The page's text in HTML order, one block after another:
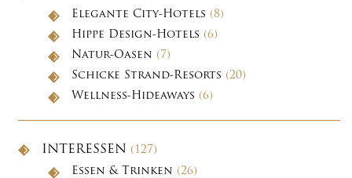
Elegante City-Hotels (8)
Hippe Design-Hotels (6)
Natur-Oasen (7)
Schicke Strand-Resorts (20)
Wellness-Hideaways (6)
INTERESSEN (127)
Essen & Trinken (26)